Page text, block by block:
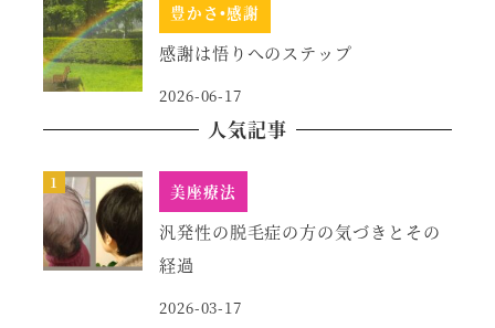
豊かさ•感謝
感謝は悟りへのステップ
2026-06-17
人気記事
美座療法
汎発性の脱毛症の方の気づきとその
経過
2026-03-17